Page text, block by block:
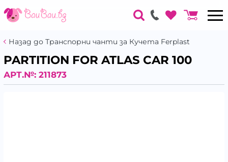
Назад до Транспорни чанти за Кучета Ferplast
PARTITION FOR ATLAS CAR 100
АРТ.№: 211873